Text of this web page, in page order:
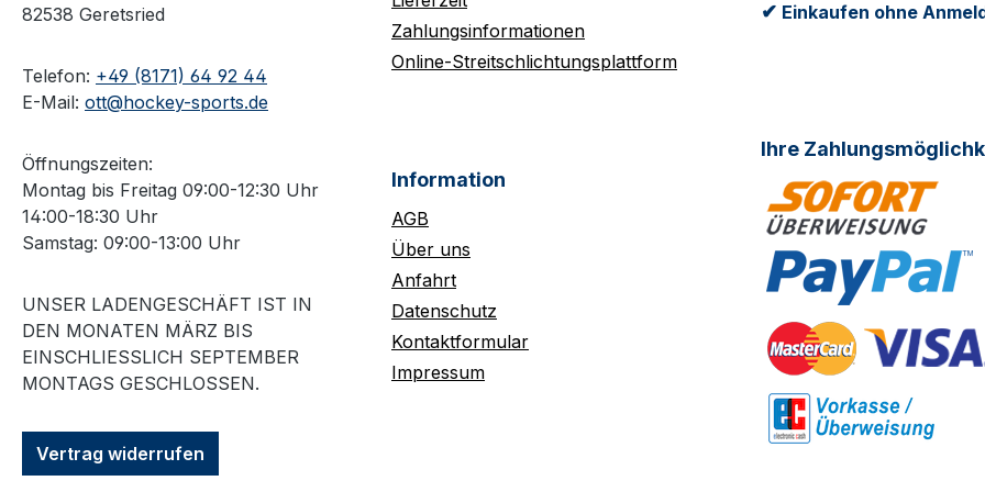
82538 Geretsried
Telefon: +49 (8171) 64 92 44
E-Mail: ott@hockey-sports.de
Öffnungszeiten:
Montag bis Freitag 09:00-12:30 Uhr
14:00-18:30 Uhr
Samstag: 09:00-13:00 Uhr
UNSER LADENGESCHÄFT IST IN
DEN MONATEN MÄRZ BIS
EINSCHLIESSLICH SEPTEMBER M
ONTAGS GESCHLOSSEN.
Vertrag widerrufen
Zahlungsinformationen
Online-Streitschlichtungsplattform
Information
AGB
Über uns
Anfahrt
Datenschutz
Kontaktformular
Impressum
✔ Einkaufen ohne
Ihre